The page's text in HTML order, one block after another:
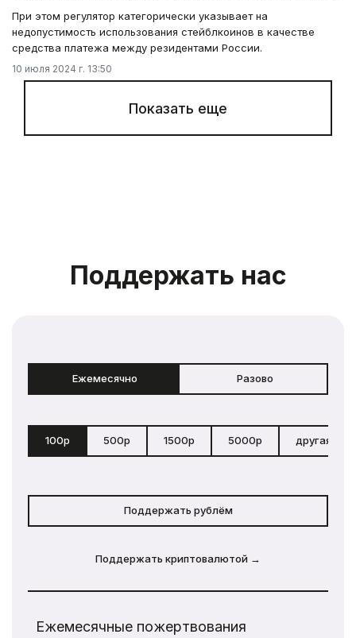
При этом регулятор категорически указывает на
недопустимость использования стейблкоинов в качестве
средства платежа между резидентами России.
10 июля 2024 г. 13:50
Показать еще
Поддержать нас
Ежемесячно Разово
100р 500р 1500р 5000р другая
Поддержать рублём
Поддержать криптовалютой →
Ежемесячные пожертвования